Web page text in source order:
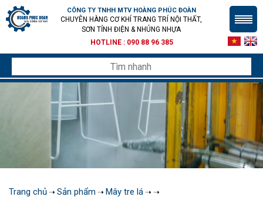
CÔNG TY TNHH MTV HOÀNG PHÚC ĐOÀN
CHUYÊN HÀNG CƠ KHÍ TRANG TRÍ NỘI THẤT,
SƠN TỈNH ĐIỆN & NHÚNG NHỰA
HOTLINE : 090 88 96 385
Trang chủ ➝ Sản phẩm ➝ Mây tre lá ➝ ➝